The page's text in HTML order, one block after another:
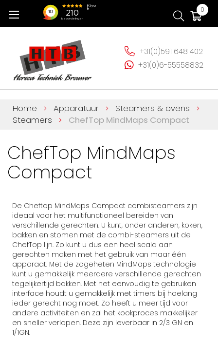
naar
0
+31(0)591 648 402
+31(0)6-55558832
Home Apparatuur
Steamers & ovens
Steamers
ChefTop MindMaps Compact
ChefTop MindMaps
Compact
De Cheftop MindMaps Compact combisteamers zijn
ideaal voor het multifunctioneel bereiden van
verschillende gerechten. U kunt, onder anderen, koken,
bakken en stomen met de combi-steamers uit de
ChefTop lijn. Zo kunt u dus een heel scala aan
gerechten maken met het gebruik van maar één
apparaat. Met de zogeheten MindMaps technologie
kunt u gemakkelijk meerdere verschillende gerechten
tegelijkertijd bakken. Met het eenvoudig te gebruiken
interface houdt u gemakkelijk met timers bij hoelang
ieder gerecht nog moet. Zo heeft u meer tijd voor
andere activiteiten en zal het kookproces makkelijker
en sneller verlopen. Deze zijn leverbaar in 2/3 GN en
1/1GN.